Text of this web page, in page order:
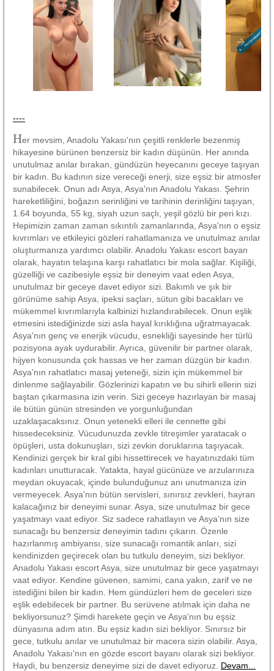
----
Her mevsim, Anadolu Yakası'nın çeşitli renklerle bezenmiş
hikayesine bürünen benzersiz bir kadın düşünün. Her anında
unutulmaz anılar bırakan, gündüzün heyecanını geceye taşıyan
bir kadın. Bu kadının size vereceği enerji, size eşsiz bir atmosfer
sunabilecek. Onun adı Asya, Asya'nın Anadolu Yakası. Şehrin
hareketliliğini, boğazın serinliğini ve tarihinin derinliğini taşıyan,
1.64 boyunda, 55 kg, siyah uzun saçlı, yeşil gözlü bir peri kızı.
Hepimizin zaman zaman sıkıntılı zamanlarında, Asya'nın o eşsiz
kıvrımları ve etkileyici gözleri rahatlamanıza ve unutulmaz anılar
oluşturmanıza yardımcı olabilir. Anadolu Yakası escort bayan
olarak, hayatın telaşına karşı rahatlatıcı bir mola sağlar. Kişiliği,
güzelliği ve cazibesiyle eşsiz bir deneyim vaat eden Asya,
unutulmaz bir geceye davet ediyor sizi. Bakımlı ve şık bir
görünüme sahip Asya, ipeksi saçları, sütun gibi bacakları ve
mükemmel kıvrımlarıyla kalbinizi hızlandırabilecek. Onun eşlik
etmesini istediğinizde sizi asla hayal kırıklığına uğratmayacak.
Asya'nın genç ve enerjik vücudu, esnekliği sayesinde her türlü
pozisyona ayak uydurabilir. Ayrıca, güvenilir bir partner olarak,
hijyen konusunda çok hassas ve her zaman düzgün bir kadın.
Asya'nın rahatlatıcı masaj yeteneği, sizin için mükemmel bir
dinlenme sağlayabilir. Gözlerinizi kapatın ve bu sihirli ellerin sizi
baştan çıkarmasına izin verin. Sizi geceye hazırlayan bir masaj
ile bütün günün stresinden ve yorgunluğundan
uzaklaşacaksınız. Onun yetenekli elleri ile cennette gibi
hissedeceksiniz. Vücudunuzda zevkle titreşimler yaratacak o
öpüşleri, usta dokunuşları, sizi zevkin doruklarına taşıyacak.
Kendinizi gerçek bir kral gibi hissettirecek ve hayatınızdaki tüm
kadınları unutturacak. Yatakta, hayal gücünüze ve arzularınıza
meydan okuyacak, içinde bulunduğunuz anı unutmanıza izin
vermeyecek. Asya'nın bütün servisleri, sınırsız zevkleri, hayran
kalacağınız bir deneyimi sunar. Asya, size unutulmaz bir gece
yaşatmayı vaat ediyor. Siz sadece rahatlayın ve Asya'nın size
sunacağı bu benzersiz deneyimin tadını çıkarın. Özenle
hazırlanmış ambiyansı, size sunacağı romantik anları, sizi
kendinizden geçirecek olan bu tutkulu deneyim, sizi bekliyor.
Anadolu Yakası escort Asya, size unutulmaz bir gece yaşatmayı
vaat ediyor. Kendine güvenen, samimi, cana yakın, zarif ve ne
istediğini bilen bir kadın. Hem gündüzleri hem de geceleri size
eşlik edebilecek bir partner. Bu serüvene atılmak için daha ne
bekliyorsunuz? Şimdi harekete geçin ve Asya'nın bu eşsiz
dünyasına adım atın. Bu eşsiz kadın sizi bekliyor. Sınırsız bir
gece, tutkulu anılar ve unutulmaz bir macera sizin olabilir. Asya,
Anadolu Yakası'nın en gözde escort bayanı olarak sizi bekliyor.
Haydi, bu benzersiz deneyime sizi de davet ediyoruz. Devam...